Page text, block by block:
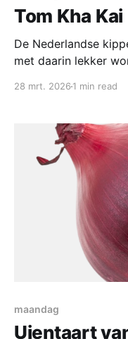
Tom Kha Kai
De Nederlandse
met daarin lekker
(drumsticks) * circa 600ml dunne kokosmelk (pakje)
* circa 250
28 mrt. 2026 1 min read
maandag
Uientaart